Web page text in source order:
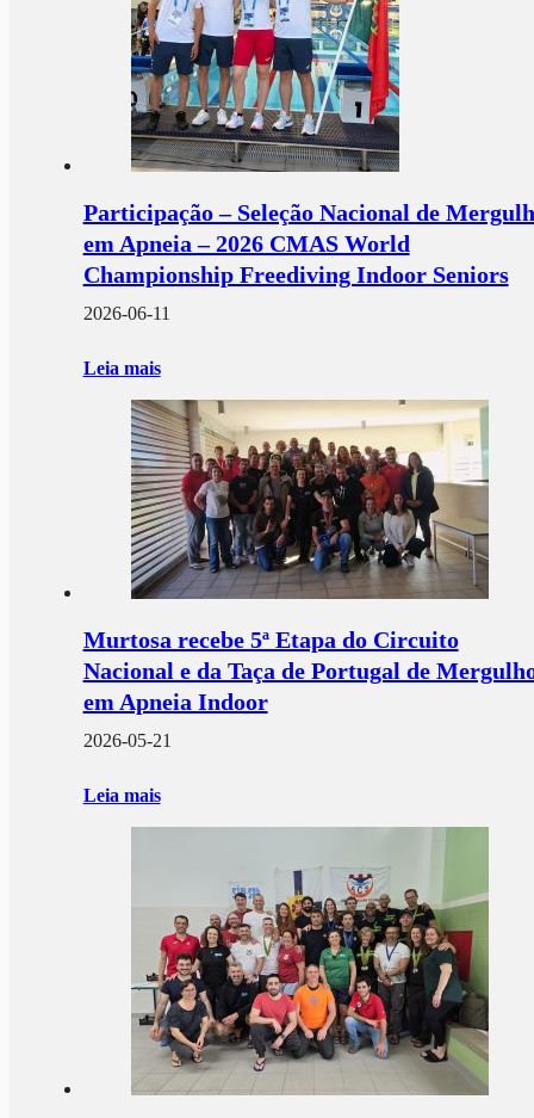
Participação – Seleção Nacional de
em Apneia – 2026 CMAS World
Championship Freediving Indoor Seniors
2026-06-11
Leia mais
Murtosa recebe 5ª Etapa do Circuito
Nacional e da Taça de Portugal de
em Apneia Indoor
2026-05-21
Leia mais